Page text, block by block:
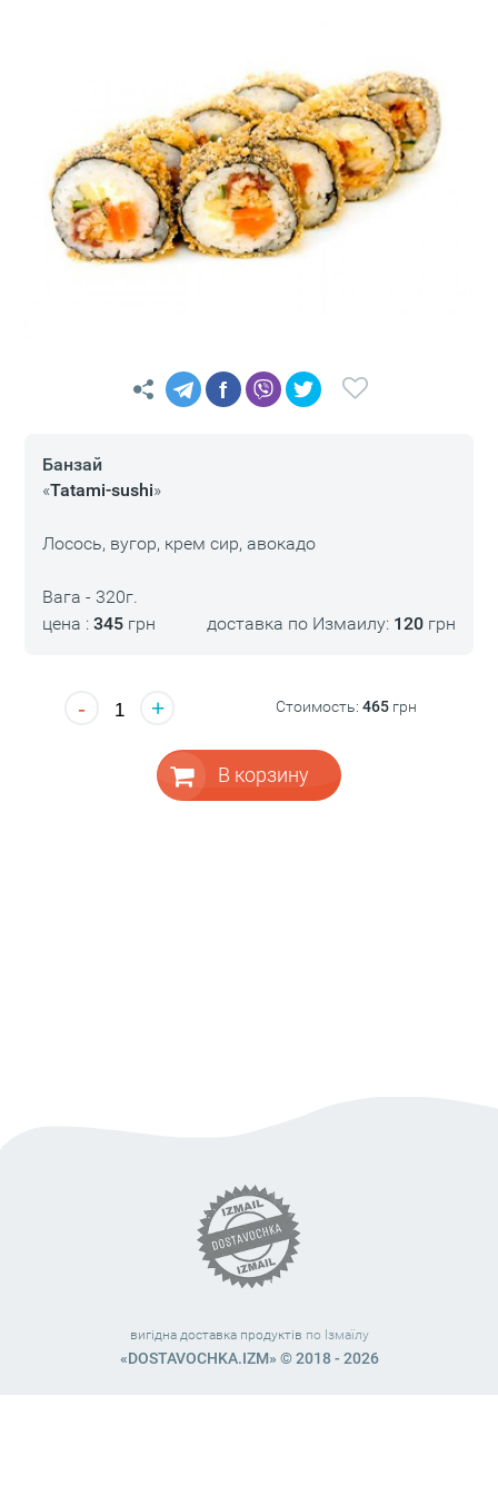
f
Банзай
«Tatami-sushi»
Лосось, вугор, крем сир, авокадо
Вага - 320г.
цена : 345грн доставка по Измаилу: 120 грн
- + Стоимость:465 грн
В корзину
вигідна доставка продуктів по Ізмаїлу
«DOSTAVOCHKA.IZM» © 2018 - 2026